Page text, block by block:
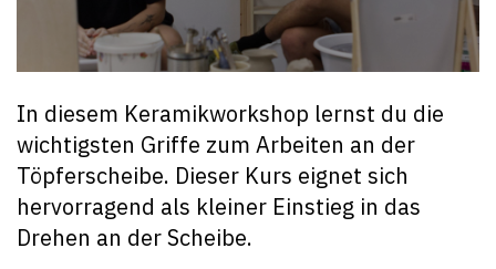
In diesem Keramikworkshop lernst du die
wichtigsten Griffe zum Arbeiten an der
Töpferscheibe. Dieser Kurs eignet sich
hervorragend als kleiner Einstieg in das
Drehen an der Scheibe.